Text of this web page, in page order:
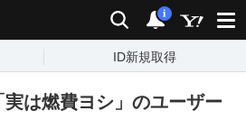
検索 通知
i
ID新規取得
は燃費ヨシ」のユーザー